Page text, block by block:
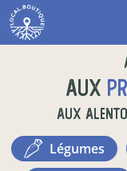
aux
aux
légumes